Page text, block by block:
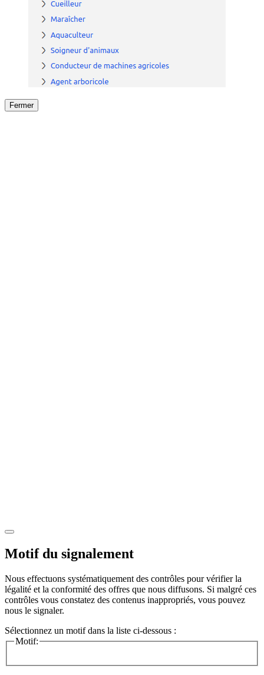
Fermer
Motif du signalement
Nous effectuons systématiquement des contrôles pour vérifier la
légalité et la conformité des offres que nous diffusons. Si malgré ces
contrôles vous constatez des contenus inappropriés, vous pouvez
nous le signaler.
Sélectionnez un motif dans la liste ci-dessous :
Motif: